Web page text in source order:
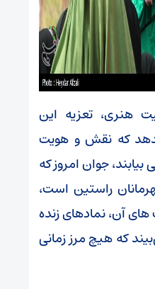
هنری، تعزیه این
که نقش و هویت
بیابند، جوان امروز که
راستین است،
آن، نمادهای زنده
که هیچ مرز زمانی